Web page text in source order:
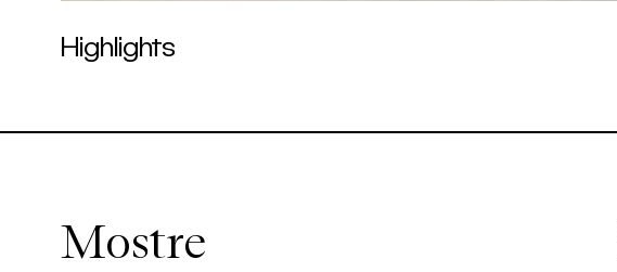
Highlights
Mostre